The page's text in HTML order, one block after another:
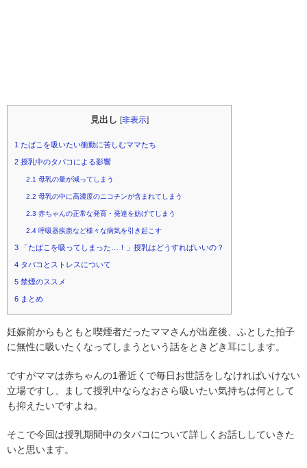
見出し [非表示]
1 たばこを吸いたい衝動に苦しむママたち
2 授乳中のタバコによる影響
2.1 母乳の量が減ってしまう
2.2 母乳の中に高濃度のニコチンが含まれてしまう
2.3 赤ちゃんの正常な発育・発達を妨げてしまう
2.4呼吸器疾患など様々な病気を引き起こす
3 「たばこを吸ってしまった…！」授乳はどうすればいいの？
4 タバコとストレスについて
5 禁煙のススメ
6 まとめ
妊娠前からもともと喫煙者だったママさんが出産後、ふとした拍子
に無性に吸いたくなってしまうという話をときどき耳にします。
ですがママは赤ちゃんの1番近くで毎日お世話をしなければいけない
立場ですし、まして授乳中ならなおさら吸いたい気持ちは何として
も抑えたいですよね。
そこで今回は授乳期間中のタバコについて詳しくお話ししていきた
いと思います。